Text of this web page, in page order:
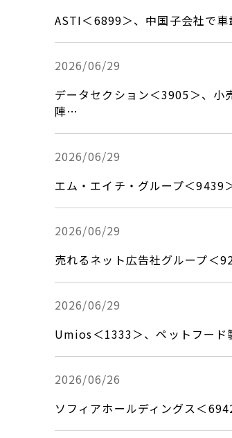
ASTI＜6899＞、中国子会社で
2026/06/29
データセクション＜3905＞、
陣…
2026/06/29
エム・エイチ・グループ＜9439
2026/06/29
売れるネット広告社グループ＜
2026/06/29
Umios＜1333＞、ペットフー
2026/06/26
ソフィアホールディングス＜